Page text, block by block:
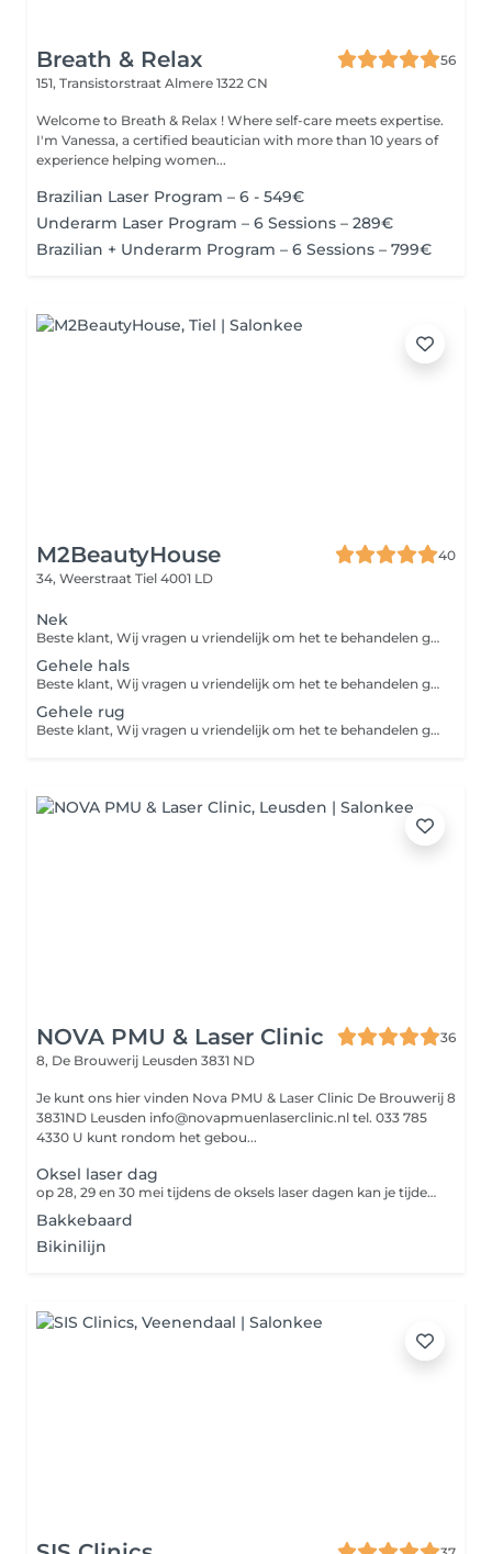
Breath & Relax
56
151, Transistorstraat Almere 1322 CN
Welcome to Breath & Relax ! Where self-care meets expertise.
I'm Vanessa, a certified beautician with more than 10 years of
experience helping women...
Brazilian Laser Program – 6 - 549€
Underarm Laser Program – 6 Sessions – 289€
Brazilian + Underarm Program – 6 Sessions – 799€
M2BeautyHouse
40
34, Weerstraat Tiel 4001 LD
Nek
Beste klant, Wij vragen u vriendelijk om het te behandelen gebied 24 uur vóór de laserbehandeling te scheren. Zo kunnen we de behandeling veiliger en effectiever uitvoeren.
Gehele hals
Beste klant, Wij vragen u vriendelijk om het te behandelen gebied 24 uur vóór de laserbehandeling te scheren. Zo kunnen we de behandeling veiliger en effectiever uitvoeren.
Gehele rug
Beste klant, Wij vragen u vriendelijk om het te behandelen gebied 24 uur vóór de laserbehandeling te scheren. Zo kunnen we de behandeling veiliger en effectiever uitvoeren.
NOVA PMU & Laser Clinic
36
8, De Brouwerij Leusden 3831 ND
Je kunt ons hier vinden Nova PMU & Laser Clinic De Brouwerij 8
3831ND Leusden info@novapmuenlaserclinic.nl tel. 033 785
4330 U kunt rondom het gebou...
Oksel laser dag
op 28, 29 en 30 mei tijdens de oksels laser dagen kan je tijdens je intake gratis je oksels laten laseren
Bakkebaard
Bikinilijn